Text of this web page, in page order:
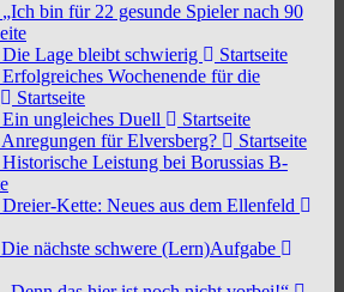
„Ich bin für 22 gesunde Spieler nach 90
Die Lage bleibt schwierig
Startseite
Erfolgreiches Wochenende für die
Startseite
Ein ungleiches Duell
Startseite
Anregungen für Elversberg?
Startseite
Historische Leistung bei Borussias B-
Dreier-Kette: Neues aus dem Ellenfeld
Die nächste schwere (Lern)Aufgabe